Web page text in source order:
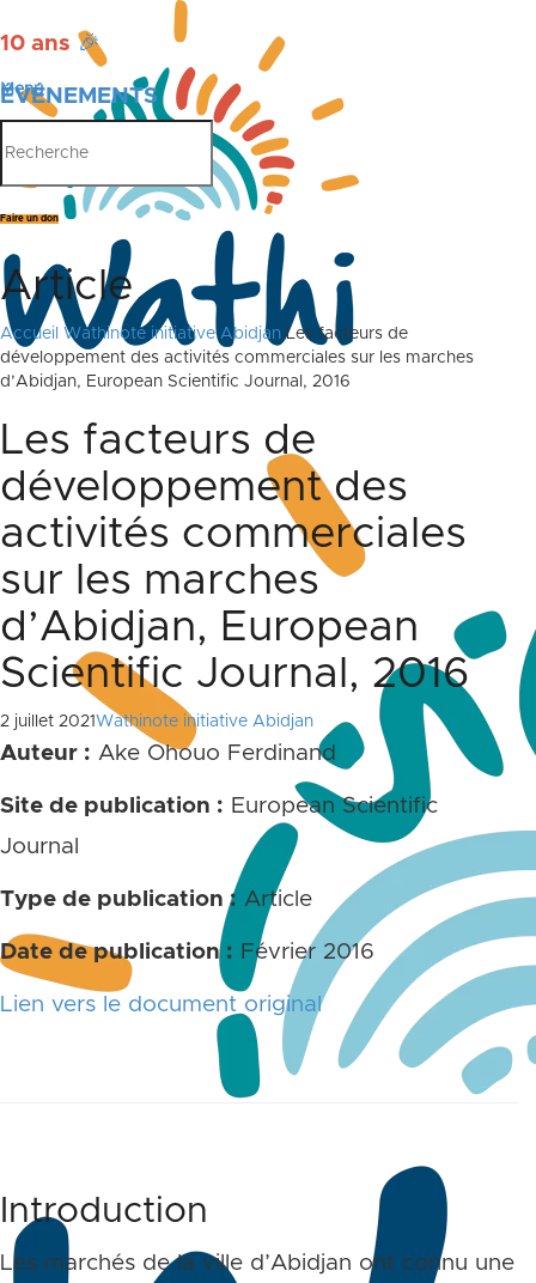
10 ans 🎉
ÉVÉNEMENTS
PUBLICATIONS
Menu
Faire un don
Article
Accueil Wathinote initiative Abidjan Les facteurs de
développement des activités commerciales sur les marches
d’Abidjan, European Scientific Journal, 2016
Les facteurs de
développement des
activités commerciales
sur les marches
d’Abidjan, European
Scientific Journal, 2016
2 juillet 2021 Wathinote initiative Abidjan
Auteur : Ake Ohouo Ferdinand
Site de publication : European Scientific
Journal
Type de publication : Article
Date de publication : Février 2016
Lien vers le document original
Introduction
Les marchés de la ville d’Abidjan ont connu une